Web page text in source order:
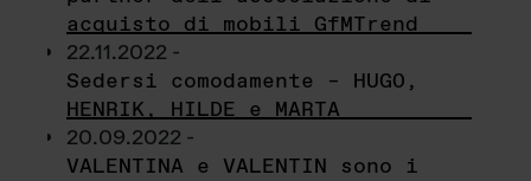
acquisto di mobili GfMTrend
22.11.2022 -
Sedersi comodamente – HUGO,
HENRIK, HILDE e MARTA
20.09.2022 -
VALENTINA e VALENTIN sono i